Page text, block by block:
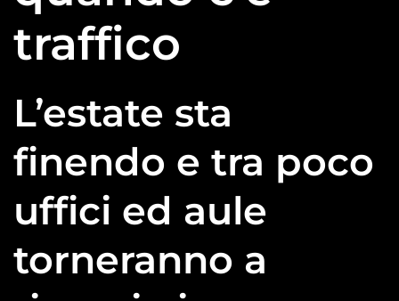
traffico
L’estate sta
finendo e tra poco
uffici ed aule
torneranno a